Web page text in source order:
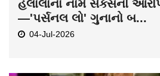
હલાલાના નામે સેક્સનો
—'પર્સનલ લો' ગુનાનો બ...
04-Jul-2026